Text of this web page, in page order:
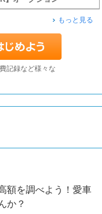
もっと見る
記録など様々な
額を調べよう！愛車
か？